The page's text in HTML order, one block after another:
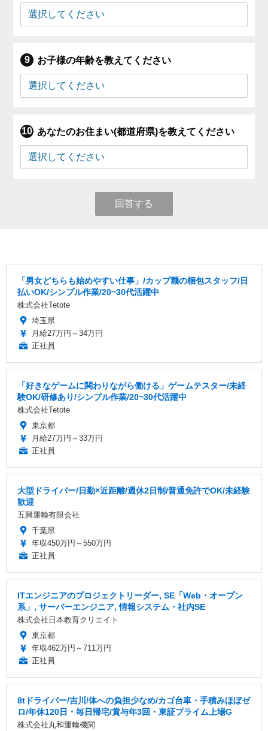
お子様の年齢を教えてください
あなたのお住まい(都道府県)を教えてください
回答する
「男女どちらも始めやすい仕事」/カップ麺の梱包スタッフ/日
払いOK/シンプル作業/20~30代活躍中
株式会社Tetote
埼玉県
月給27万円～34万円
正社員
「好きなゲームに関わりながら働ける」ゲームテスター/未経
験OK/研修あり/シンプル作業/20~30代活躍中
株式会社Tetote
東京都
月給27万円～33万円
正社員
大型ドライバー/日勤×近距離/週休2日制/普通免許でOK/未経験
歓迎
五興運輸有限会社
千葉県
年収450万円～550万円
正社員
ITエンジニアのプロジェクトリーダー, SE「Web・オープン
系」, サーバーエンジニア, 情報システム・社内SE
株式会社日本教育クリエイト
東京都
年収462万円～711万円
正社員
8tドライバー/吉川/体への負担少なめ/カゴ台車・手積みほぼゼ
ロ/年休120日・毎日帰宅/賞与年3回・東証プライム上場G
株式会社丸和運輸機関